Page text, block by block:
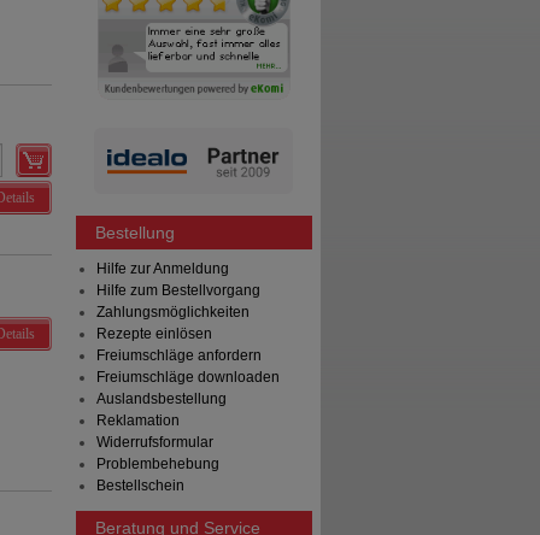
Details
Bestellung
Hilfe zur Anmeldung
Hilfe zum Bestellvorgang
Zahlungsmöglichkeiten
Rezepte einlösen
Freiumschläge anfordern
Freiumschläge downloaden
Auslandsbestellung
Reklamation
Widerrufsformular
Problembehebung
Bestellschein
Beratung und Service